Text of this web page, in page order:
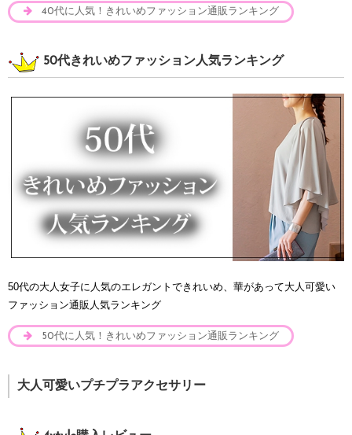
40代に人気！きれいめファッション通販ランキング
50代きれいめファッション人気ランキング
50代の大人女子に人気のエレガントできれいめ、華があって大人可愛い
ファッション通販人気ランキング
50代に人気！きれいめファッション通販ランキング
大人可愛いプチプラアクセサリー